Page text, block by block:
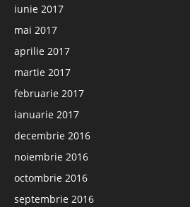
iunie 2017
mai 2017
aprilie 2017
martie 2017
februarie 2017
ianuarie 2017
decembrie 2016
noiembrie 2016
octombrie 2016
septembrie 2016